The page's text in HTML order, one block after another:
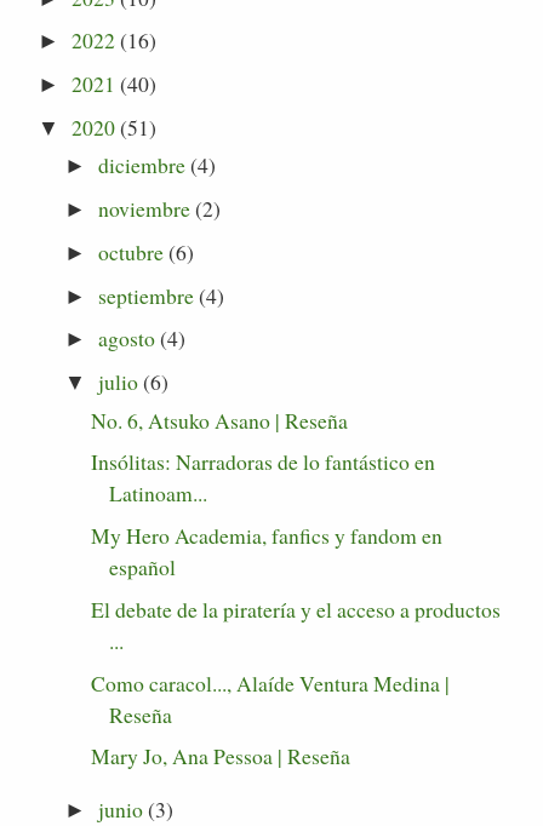
►2022(16)
►2021 (40)
▼ 2020(51)
► diciembre(4)
► noviembre(2)
► octubre(6)
► septiembre(4)
► agosto(4)
▼ julio(6)
No. 6, Atsuko Asano | Reseña
Insólitas: Narradoras de lo fantástico en
Latinoam...
My Hero Academia, fanfics y fandom en
español
El debate de la piratería y el acceso a productos
...
Como caracol..., Alaíde Ventura Medina |
Reseña
Mary Jo, Ana Pessoa | Reseña
► junio(3)